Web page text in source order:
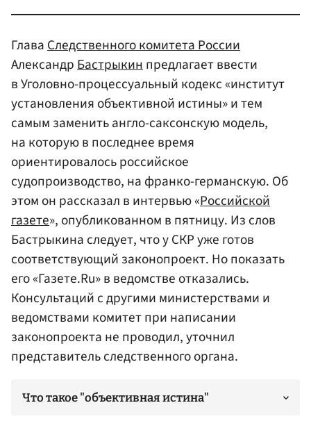
ГлаваСледственного комитета России
АлександрБастрыкинпредлагает ввести
в Уголовно-процессуальный кодекс «институт
установления объективной истины» и тем
самым заменить англо-саксонскую модель,
на которую в последнее время
ориентировалось российское
судопроизводство, на франко-германскую. Об
этом он рассказал в интервью «Российской
газете», опубликованном в пятницу. Из слов
Бастрыкина следует, что у СКР уже готов
соответствующий законопроект. Но показать
его «Газете.Ru» в ведомстве отказались.
Консультаций с другими министерствами и
ведомствами комитет при написании
законопроекта не проводил, уточнил
представитель следственного органа.
Что такое "объективная истина"